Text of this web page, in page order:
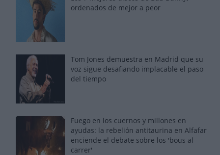
ordenados de mejor a peor
Tom Jones demuestra en Madrid que su
voz sigue desafiando implacable el paso
del tiempo
Fuego en los cuernos y millones en
ayudas: la rebelión antitaurina en Alfafar
enciende el debate sobre los 'bous al
carrer'